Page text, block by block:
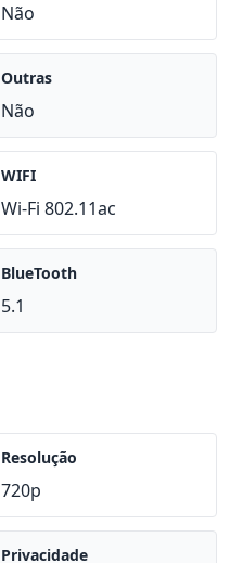
Não
Outras
Não
WIFI
Wi-Fi 802.11ac
BlueTooth
5.1
Resolução
720p
Privacidade